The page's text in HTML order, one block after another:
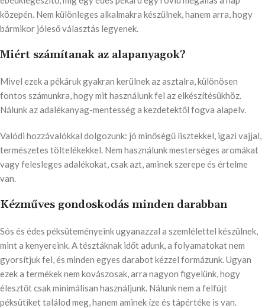
közepén. Nem különleges alkalmakra készülnek, hanem arra, hogy
bármikor jóleső választás legyenek.
Miért számítanak az alapanyagok?
Mivel ezek a pékáruk gyakran kerülnek az asztalra, különösen
fontos számunkra, hogy mit használunk fel az elkészítésükhöz.
Nálunk az adalékanyag-mentesség a kezdetektől fogva alapelv.
Valódi hozzávalókkal dolgozunk: jó minőségű lisztekkel, igazi vajjal,
természetes töltelékekkel. Nem használunk mesterséges aromákat
vagy felesleges adalékokat, csak azt, aminek szerepe és értelme
van.
Kézműves gondoskodás minden darabban
Sós és édes péksüteményeink ugyanazzal a szemlélettel készülnek,
mint a kenyereink. A tésztáknak időt adunk, a folyamatokat nem
gyorsítjuk fel, és minden egyes darabot kézzel formázunk. Ugyan
ezek a termékek nem kovászosak, arra nagyon figyelünk, hogy
élesztőt csak minimálisan használjunk. Nálunk nem a felfújt
péksütiket találod meg, hanem aminek íze és tápértéke is van.